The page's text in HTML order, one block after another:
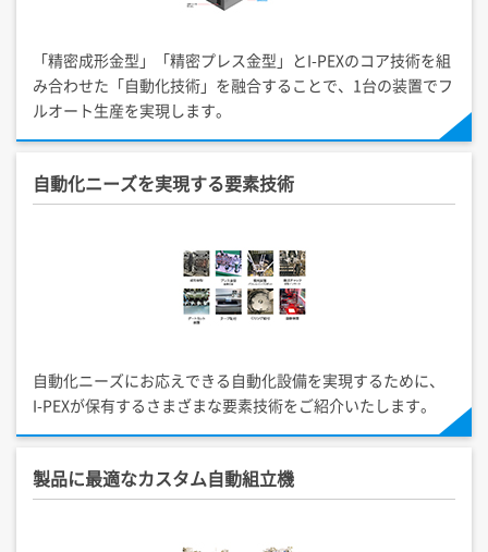
「精密成形金型」「精密プレス金型」とI-PEXのコア技術を組
み合わせた「自動化技術」を融合することで、1台の装置でフ
ルオート生産を実現します。
自動化ニーズを実現する要素技術
自動化ニーズにお応えできる自動化設備を実現するために、
I-PEXが保有するさまざまな要素技術をご紹介いたします。
製品に最適なカスタム自動組立機